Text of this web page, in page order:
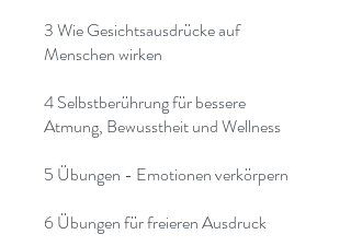
3 Wie Gesichtsausdrücke auf
Menschen wirken
4 Selbstberührung für bessere
Atmung, Bewusstheit und Wellness
5 Übungen - Emotionen verkörpern
6 Übungen für freieren Ausdruck